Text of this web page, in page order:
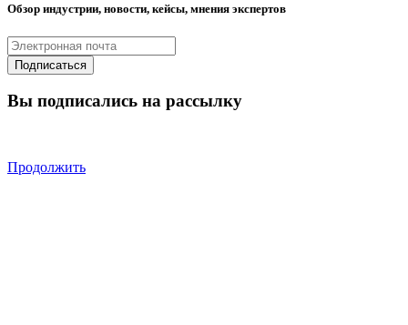
Обзор индустрии, новости, кейсы, мнения экспертов
Вы подписались на рассылку
Продолжить